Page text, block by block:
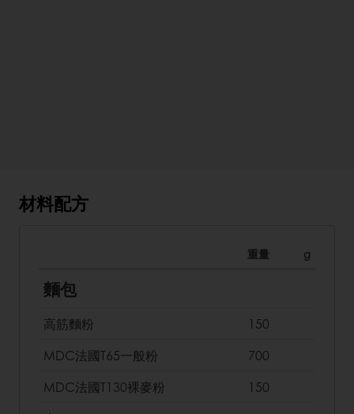
材料配方
重量 g
麵包
高筋麵粉
150
MDC法國T65一般粉
700
MDC法國T130裸麥粉
150